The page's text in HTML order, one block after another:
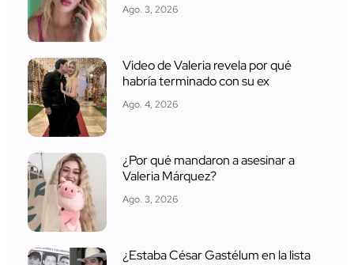
Ago. 3, 2026
Video de Valeria revela por qué
habría terminado con su ex
Ago. 4, 2026
¿Por qué mandaron a asesinar a
Valeria Márquez?
Ago. 3, 2026
¿Estaba César Gastélum en la lista